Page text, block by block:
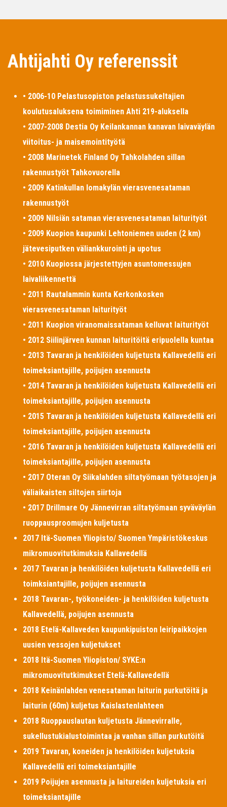
Ahtijahti Oy referenssit
• 2006-10 Pelastusopiston pelastussukeltajien
koulutusaluksena toimiminen Ahti 219-aluksella
• 2007-2008 Destia Oy Keilankannan kanavan laivaväylän
viitoitus- ja maisemointityötä
• 2008 Marinetek Finland Oy Tahkolahden sillan
rakennustyöt Tahkovuorella
• 2009 Katinkullan lomakylän vierasvenesataman
rakennustyöt
• 2009 Nilsiän sataman vierasvenesataman laiturityöt
• 2009 Kuopion kaupunki Lehtoniemen uuden (2 km)
jätevesiputken väliankkurointi ja upotus
• 2010 Kuopiossa järjestettyjen asuntomessujen
laivaliikennettä
• 2011 Rautalammin kunta Kerkonkosken
vierasvenesataman laiturityöt
• 2011 Kuopion viranomaissataman kelluvat laiturityöt
• 2012 Siilinjärven kunnan laituritöitä eripuolella kuntaa
• 2013 Tavaran ja henkilöiden kuljetusta Kallavedellä eri
toimeksiantajille, poijujen asennusta
• 2014 Tavaran ja henkilöiden kuljetusta Kallavedellä eri
toimeksiantajille, poijujen asennusta
• 2015 Tavaran ja henkilöiden kuljetusta Kallavedellä eri
toimeksiantajille, poijujen asennusta
• 2016 Tavaran ja henkilöiden kuljetusta Kallavedellä eri
toimeksiantajille, poijujen asennusta
• 2017 Oteran Oy Siikalahden siltatyömaan työtasojen ja
väliaikaisten siltojen siirtoja
• 2017 Drillmare Oy Jännevirran siltatyömaan syväväylän
ruoppausproomujen kuljetusta
2017 Itä-Suomen Yliopisto/ Suomen Ympäristökeskus
mikromuovitutkimuksia Kallavedellä
2017 Tavaran ja henkilöiden kuljetusta Kallavedellä eri
toimksiantajille, poijujen asennusta
2018 Tavaran-, työkoneiden- ja henkilöiden kuljetusta
Kallavedellä, poijujen asennusta
2018 Etelä-Kallaveden kaupunkipuiston leiripaikkojen
uusien vessojen kuljetukset
2018 Itä-Suomen Yliopiston/ SYKE:n
mikromuovitutkimukset Etelä-Kallavedellä
2018 Keinänlahden venesataman laiturin purkutöitä ja
laiturin (60m) kuljetus Kaislastenlahteen
2018 Ruoppauslautan kuljetusta Jännevirralle,
sukellustukialustoimintaa ja vanhan sillan purkutöitä
2019 Tavaran, koneiden ja henkilöiden kuljetuksia
Kallavedellä eri toimeksiantajille
2019 Poijujen asennusta ja laitureiden kuljetuksia eri
toimeksiantajille